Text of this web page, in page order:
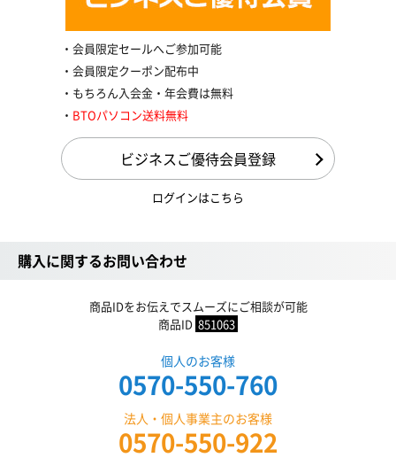
会員限定セールへご参加可能
会員限定クーポン配布中
もちろん入会金・年会費は無料
BTOパソコン送料無料
ビジネスご優待会員登録
ログインはこちら
購入に関するお問い合わせ
商品IDをお伝えでスムーズにご相談が可能
商品ID 851063
個人のお客様
0570-550-760
法人・個人事業主のお客様
0570-550-922